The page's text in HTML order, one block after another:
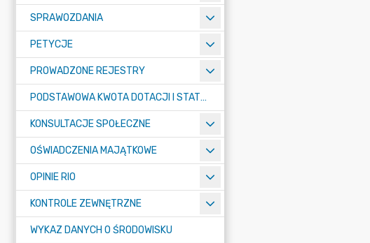
SPRAWOZDANIA
PETYCJE
PROWADZONE REJESTRY
PODSTAWOWA KWOTA DOTACJI I STATYSTYCZNA LICZBA UCZNIÓW
KONSULTACJE SPOŁECZNE
OŚWIADCZENIA MAJĄTKOWE
OPINIE RIO
KONTROLE ZEWNĘTRZNE
WYKAZ DANYCH O ŚRODOWISKU